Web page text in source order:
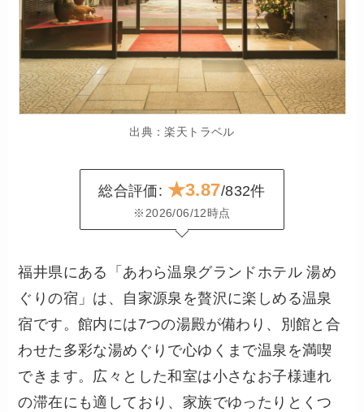
出典：楽天トラベル
総合評価: ★3.87/832件
※2026/06/12時点
福井県にある「あわら温泉グランドホテル 湯め
ぐりの宿」は、自家源泉を贅沢に楽しめる温泉
宿です。館内には7つの湯殿が備わり、別館と合
わせた多彩な湯めぐりで心ゆくまで温泉を満喫
できます。広々とした和室は小さなお子様連れ
の滞在にも適しており、家族でゆったりとくつ